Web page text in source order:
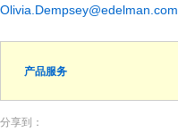
Olivia.Dempsey@edelman.com
产品服务
分享到：